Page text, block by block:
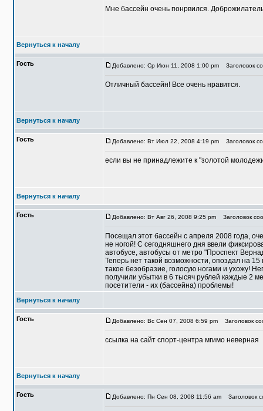
Мне бассейн очень понрвился.
Вернуться к началу
Гость Добавлено: Ср Июн 11, 2008 1:00 pm Заголовок
Отличный бассейн! Все очень нравится.
Вернуться к началу
Гость Добавлено: Вт Июл 22, 2008 4:19 pm Заголовок
если вы не принадлежите к "золотой
Вернуться к началу
Гость Добавлено: Вт Авг 26, 2008 9:25 pm Заголовок
Посещал этот бассейн с апреля 2008 года,
не ногой! С сегодняшнего дня ввели
автобусе, автобусы от метро "Проспект
Теперь нет такой возможности, опоздал на
такое безобразие, голосую ногами и ухожу!
получили убытки в 6 тысяч рублей каждые 2
посетители - их (бассейна) проблемы!
Вернуться к началу
Гость Добавлено: Вс Сен 07, 2008 6:59 pm Заголовок
ссылка на сайт спорт-центра мгимо неверная
Вернуться к началу
Гость Добавлено: Пн Сен 08, 2008 11:56 am Заголовок